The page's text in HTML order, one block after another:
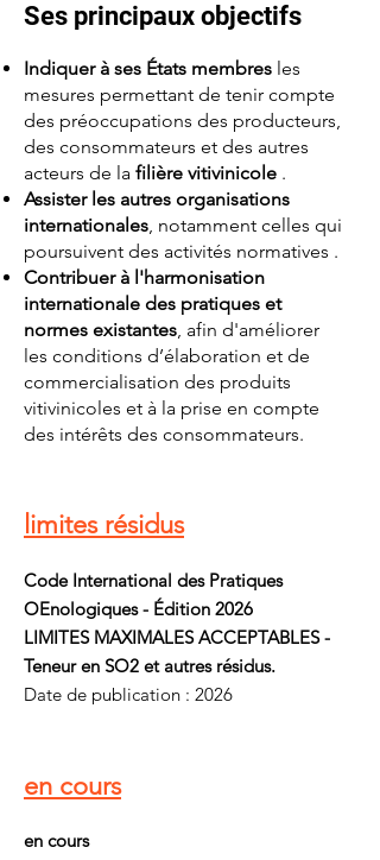
Ses principaux objectifs
Indiquer à ses États membres les
mesures permettant de tenir compte
des préoccupations des producteurs,
des consommateurs et des autres
acteurs de la filière vitivinicole .
Assister les autres organisations
internationales, notamment celles qui
poursuivent des activités normatives .
Contribuer à l'harmonisation
internationale des pratiques et
normes existantes, afin d'améliorer
les conditions d’élaboration et de
commercialisation des produits
vitivinicoles et à la prise en compte
des intérêts des consommateurs.
limites résidus
Code International des Pratiques
OEnologiques - Édition 2026
LIMITES MAXIMALES ACCEPTABLES -
Teneur en SO2 et autres résidus.
Date de publication : 2026
en cours
en cours